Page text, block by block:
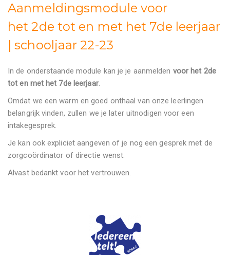
Aanmeldingsmodule voor
het 2de tot en met het 7de leerjaar
| schooljaar 22-23
In de onderstaande module kan je je aanmelden voor het 2de
tot en met het 7de leerjaar.
Omdat we een warm en goed onthaal van onze leerlingen
belangrijk vinden, zullen we je later uitnodigen voor een
intakegesprek.
Je kan ook expliciet aangeven of je nog een gesprek met de
zorgcoördinator of directie wenst.
Alvast bedankt voor het vertrouwen.